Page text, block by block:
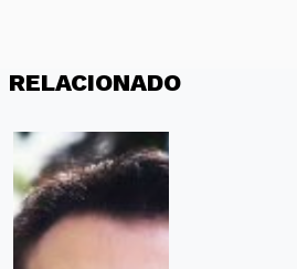
RELACIONADO